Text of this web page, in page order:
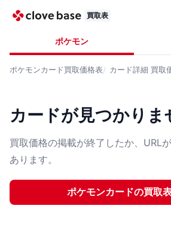
買取表
ポケモン
ポケモンカード買取価格表 カード詳細 買取
カードが見つかりま
買取価格の掲載が終了したか、URL
あります。
ポケモンカードの買取